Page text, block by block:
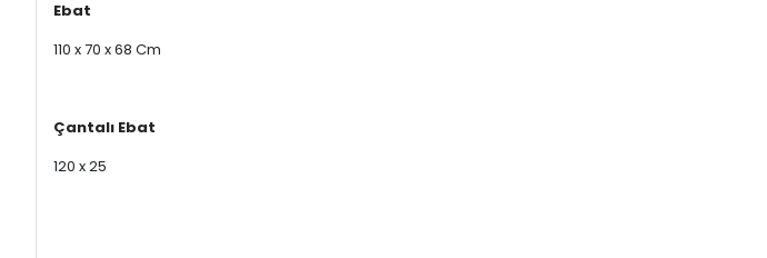
Ebat
110 x 70 x 68 Cm
Çantalı Ebat
120 x 25